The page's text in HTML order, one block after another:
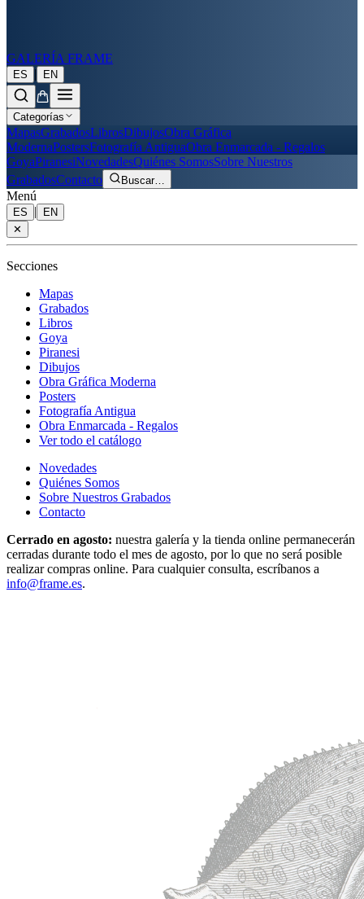
GALERÍA FRAME
ES | EN
Categorías
MapasGrabadosLibrosDibujosObra Gráfica
ModernaPostersFotografía AntiguaObra Enmarcada - Regalos
GoyaPiranesiNovedadesQuiénes SomosSobre Nuestros
GrabadosContacto Buscar…
Menú
ES |
EN
✕
Secciones
Mapas
Grabados
Libros
Goya
Piranesi
Dibujos
Obra Gráfica Moderna
Posters
Fotografía Antigua
Obra Enmarcada - Regalos
Ver todo el catálogo
Novedades
Quiénes Somos
Sobre Nuestros Grabados
Contacto
Cerrado en agosto: nuestra galería y la tienda online permanecerán
cerradas durante todo el mes de agosto, por lo que no será posible
realizar compras online. Para cualquier consulta, escríbanos a
info@frame.es.